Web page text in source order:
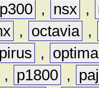
, nsx ,
, octavia ,
, optima
, p1800 ,